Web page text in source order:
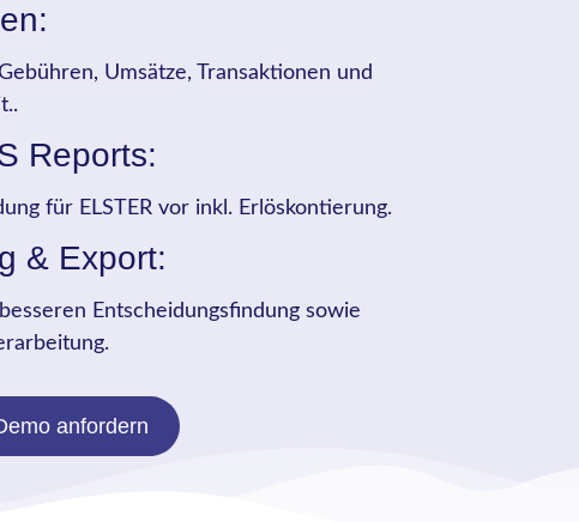
Umsätze, Transaktionen und
Reports:
für ELSTER vor inkl. Erlöskontierung.
& Export:
Entscheidungsfindung sowie
anfordern